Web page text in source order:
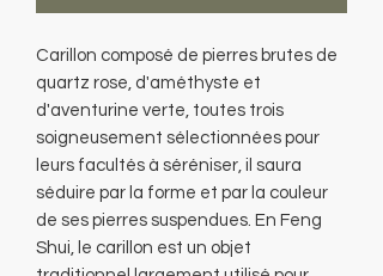
Carillon composé de pierres brutes de
quartz rose, d'améthyste et
d'aventurine verte, toutes trois
soigneusement sélectionnées pour
leurs facultés à séréniser, il saura
séduire par la forme et par la couleur
de ses pierres suspendues. En Feng
Shui, le carillon est un objet